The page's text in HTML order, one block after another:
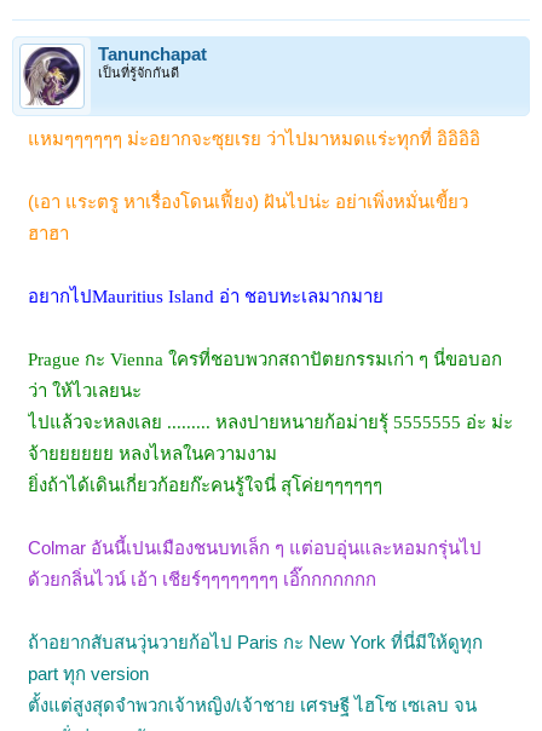
Tanunchapat
เป็นที่รู้จักกันดี
แหมๆๆๆๆๆๆ ม่ะอยากจะซุยเรย ว่าไปมาหมดแร่ะทุกที่ อิอิอิอิ
(เอา แระตรู หาเรื่องโดนเฟี้ยง) ฝันไปน่ะ อย่าเพิ่งหมั่นเขี้ยว
ฮาฮา
อยากไปMauritius Island อ่า ชอบทะเลมากมาย
Prague กะ Vienna ใครที่ชอบพวกสถาปัตยกรรมเก่า ๆ นี่ขอบอก
ว่า ให้ไวเลยนะ
ไปแล้วจะหลงเลย ......... หลงปายหนายก้อม่ายรุ้ 5555555 อ่ะ ม่ะ
จ้ายยยยยย หลงไหลในความงาม
ยิ่งถ้าได้เดินเกี่ยวก้อยก๊ะคนรู้ใจนี่ สุโค่ยๆๆๆๆๆๆ
Colmar อันนี้เปนเมืองชนบทเล็ก ๆ แต่อบอุ่นและหอมกรุ่นไป
ด้วยกลิ่นไวน์ เอ้า เชียร์ๆๆๆๆๆๆๆๆ เอิ๊กกกกกกก
ถ้าอยากสับสนวุ่นวายก้อไป Paris กะ New York ที่นี่มีให้ดูทุก
part ทุก version
ตั้งแต่สูงสุดจำพวกเจ้าหญิง/เจ้าชาย เศรษฐี ไฮโซ เซเลบ จน